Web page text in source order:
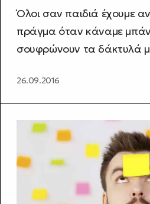
Όλοι σαν παιδιά έχουμε
πράγμα όταν κάναμε
σουφρώνουν τα δάκτυλά
26.09.2016